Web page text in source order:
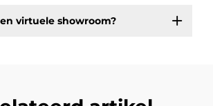
virtuele showroom?